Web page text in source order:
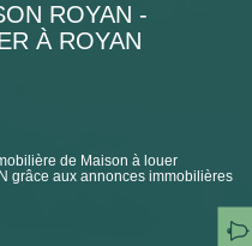
ROYAN -
À ROYAN
de Maison à louer
grâce aux annonces immobilières